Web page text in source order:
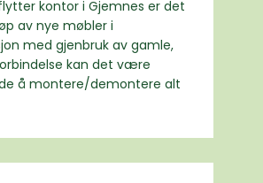
kontor i Gjemnes er det
av nye møbler i
med gjenbruk av gamle,
kan det være
å montere/demontere alt